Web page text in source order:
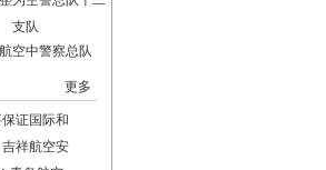
空中警察总队
更多
证国际和
祥航空安